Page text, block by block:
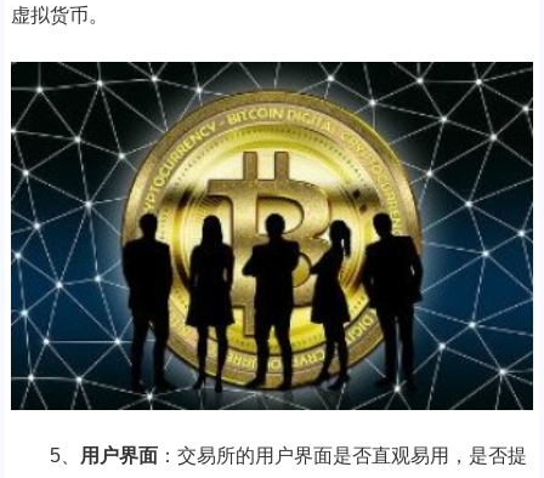
虚拟货币。
5、 用户界面：交易所的用户界面是否直观易用，是否提